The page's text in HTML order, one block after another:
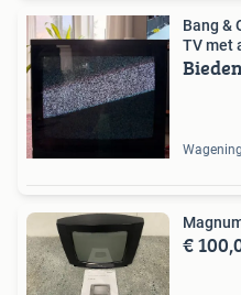
Bang &
TV met
Bieden
€